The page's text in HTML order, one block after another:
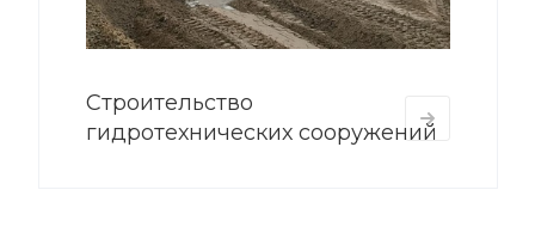
Строительство
гидротехнических сооружений